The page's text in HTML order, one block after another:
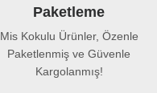
Paketleme
Mis Kokulu Ürünler, Özenle
Paketlenmiş ve Güvenle
Kargolanmış!